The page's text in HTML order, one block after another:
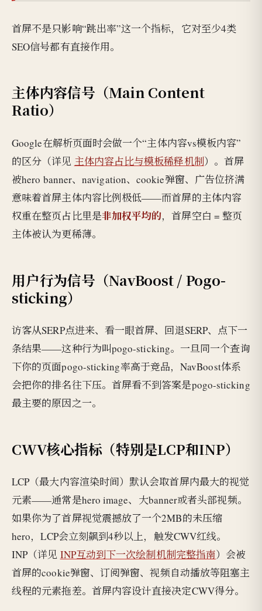
首屏不是只影响“跳出率”这一个指标，它对至少4类
SEO信号都有直接作用。
主体内容信号（Main Content
Ratio）
Google在解析页面时会做一个“主体内容vs模板内容”
的区分（详见 主体内容占比与模板稀释机制）。首屏
被hero banner、navigation、cookie弹窗、广告位挤满
意味着首屏主体内容比例极低——而首屏的主体内容
权重在整页占比里是非加权平均的，首屏空白 = 整页
主体被认为更稀薄。
用户行为信号（NavBoost / Pogo-
sticking）
访客从SERP点进来、看一眼首屏、回退SERP、点下一
条结果——这种行为叫pogo-sticking。一旦同一个查询
下你的页面pogo-sticking率高于竞品，NavBoost体系
会把你的排名往下压。首屏看不到答案是pogo-sticking
最主要的原因之一。
CWV核心指标（特别是LCP和INP）
LCP（最大内容渲染时间）默认会取首屏内最大的视觉
元素——通常是hero image、大banner或者头部视频。
如果你为了首屏视觉震撼放了一个2MB的未压缩
hero，LCP会立刻飙到4秒以上，触发CWV红线。
INP（详见 INP互动到下一次绘制机制完整指南）会被
首屏的cookie弹窗、订阅弹窗、视频自动播放等阻塞主
线程的元素拖差。首屏内容设计直接决定CWV得分。